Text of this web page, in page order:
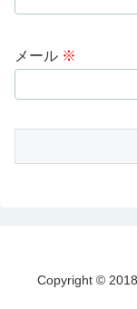
メール ※
Copyright ©